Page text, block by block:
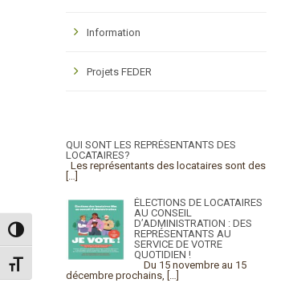
Passer en contraste élevé
Changer la taille de la police
Information
Projets FEDER
QUI SONT LES REPRÉSENTANTS DES
LOCATAIRES?
Les représentants des locataires sont des
[…]
ÉLECTIONS DE LOCATAIRES
AU CONSEIL
D’ADMINISTRATION : DES
REPRÉSENTANTS AU
SERVICE DE VOTRE
QUOTIDIEN !
Du 15 novembre au 15
décembre prochains, […]